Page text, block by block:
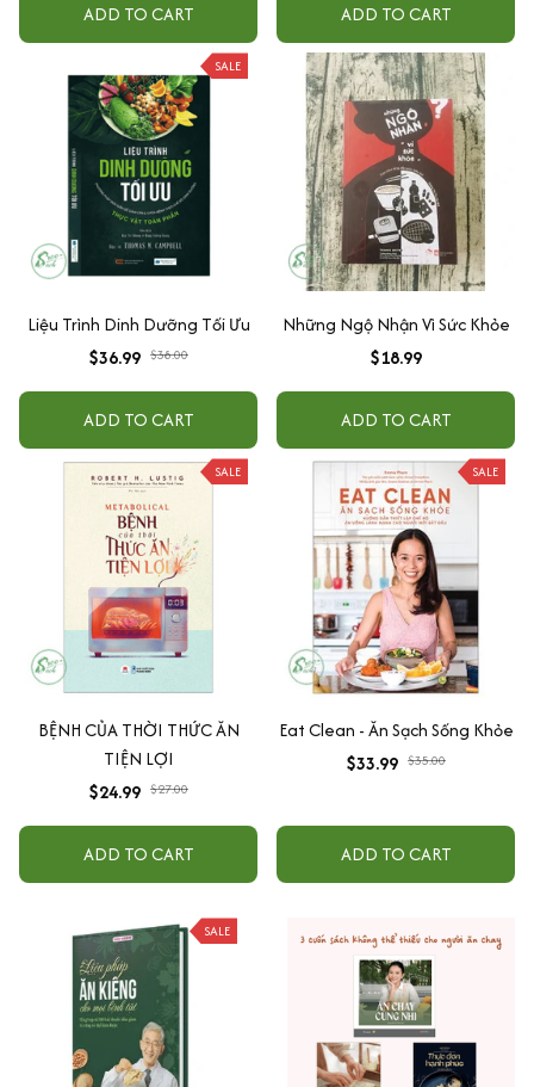
ADD TO CART ADD TO CART
SALE
Liệu Trình Dinh Dưỡng Tối Ưu
$36.99 $38.00
ADD TO CART
Những Ngộ Nhận Vì Sức Khỏe
$18.99
ADD TO CART
SALE
BỆNH CỦA THỜI THỨC ĂN
TIỆN LỢI
$24.99 $27.00
ADD TO CART
SALE
Eat Clean - Ăn Sạch Sống Khỏe
$33.99 $35.00
ADD TO CART
SALE